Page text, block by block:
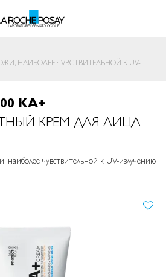
НАИБОЛЕЕ ЧУВСТВИТЕЛЬНОЙ К UV-
KA+
КРЕМ ДЛЯ ЛИЦА
наиболее чувствительной к UV-излучению